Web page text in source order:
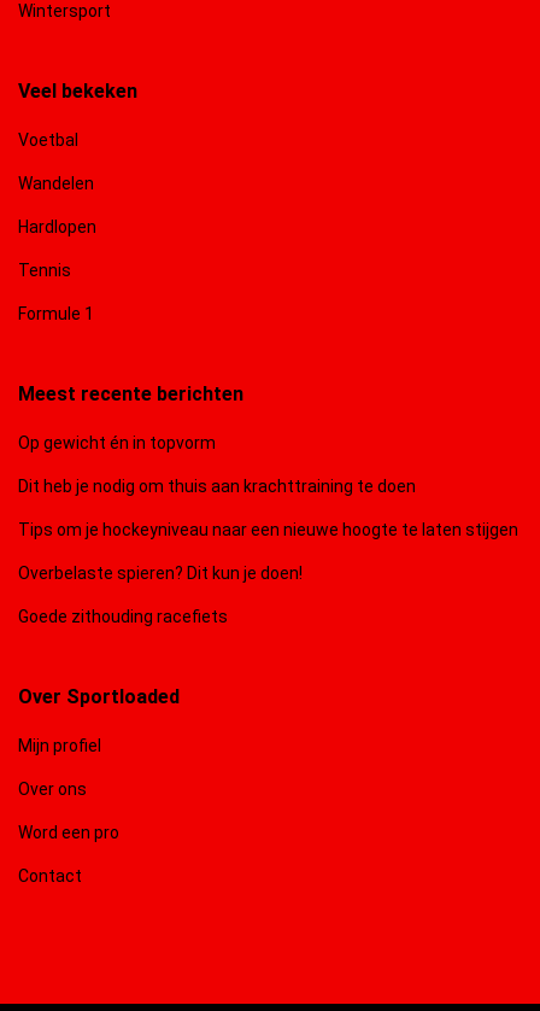
Wintersport
Veel bekeken
Voetbal
Wandelen
Hardlopen
Tennis
Formule 1
Meest recente berichten
Op gewicht én in topvorm
Dit heb je nodig om thuis aan krachttraining te doen
Tips om je hockeyniveau naar een nieuwe hoogte te laten stijgen
Overbelaste spieren? Dit kun je doen!
Goede zithouding racefiets
Over Sportloaded
Mijn profiel
Over ons
Word een pro
Contact